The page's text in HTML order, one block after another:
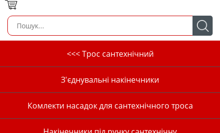
<<< Трос сантехнічний
З'єднувальні накінечники
Комлекти насадок для сантехнічного троса